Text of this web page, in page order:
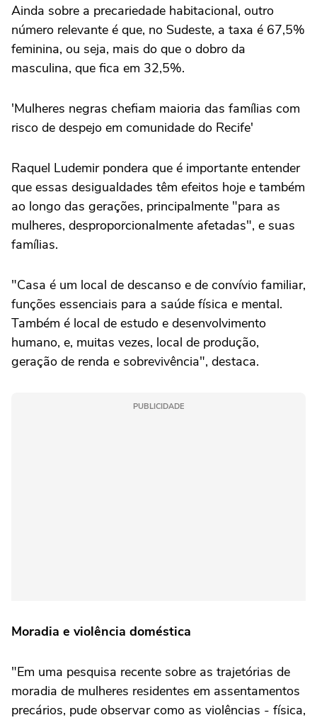
Ainda sobre a precariedade habitacional, outro
número relevante é que, no Sudeste, a taxa é 67,5%
feminina, ou seja, mais do que o dobro da
masculina, que fica em 32,5%.
'Mulheres negras chefiam maioria das famílias com
risco de despejo em comunidade do Recife'
Raquel Ludemir pondera que é importante entender
que essas desigualdades têm efeitos hoje e também
ao longo das gerações, principalmente "para as
mulheres, desproporcionalmente afetadas", e suas
famílias.
"Casa é um local de descanso e de convívio familiar,
funções essenciais para a saúde física e mental.
Também é local de estudo e desenvolvimento
humano, e, muitas vezes, local de produção,
geração de renda e sobrevivência", destaca.
PUBLICIDADE
Moradia e violência doméstica
"Em uma pesquisa recente sobre as trajetórias de
moradia de mulheres residentes em assentamentos
precários, pude observar como as violências - física,